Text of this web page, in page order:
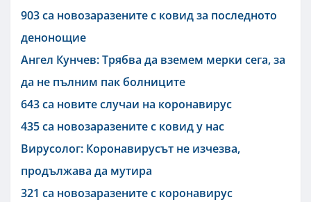
903 са новозаразените с ковид за последното
денонощие
Ангел Кунчев: Трябва да вземем мерки сега, за
да не пълним пак болниците
643 са новите случаи на коронавирус
435 са новозаразените с ковид у нас
Вирусолог: Коронавирусът не изчезва,
продължава да мутира
321 са новозаразените с коронавирус